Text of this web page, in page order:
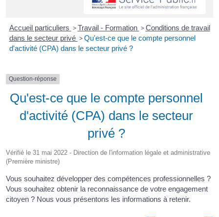
Accueil particuliers > Travail - Formation > Conditions de travail
dans le secteur privé > Qu'est-ce que le compte personnel
d'activité (CPA) dans le secteur privé ?
Question-réponse
Qu'est-ce que le compte personnel
d'activité (CPA) dans le secteur
privé ?
Vérifié le 31 mai 2022 - Direction de l'information légale et administrative
(Première ministre)
Vous souhaitez développer des compétences professionnelles ?
Vous souhaitez obtenir la reconnaissance de votre engagement
citoyen ? Nous vous présentons les informations à retenir.